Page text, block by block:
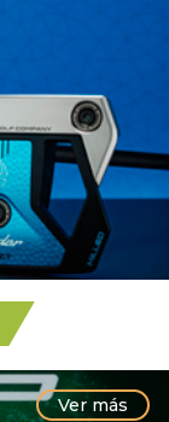
Ver más